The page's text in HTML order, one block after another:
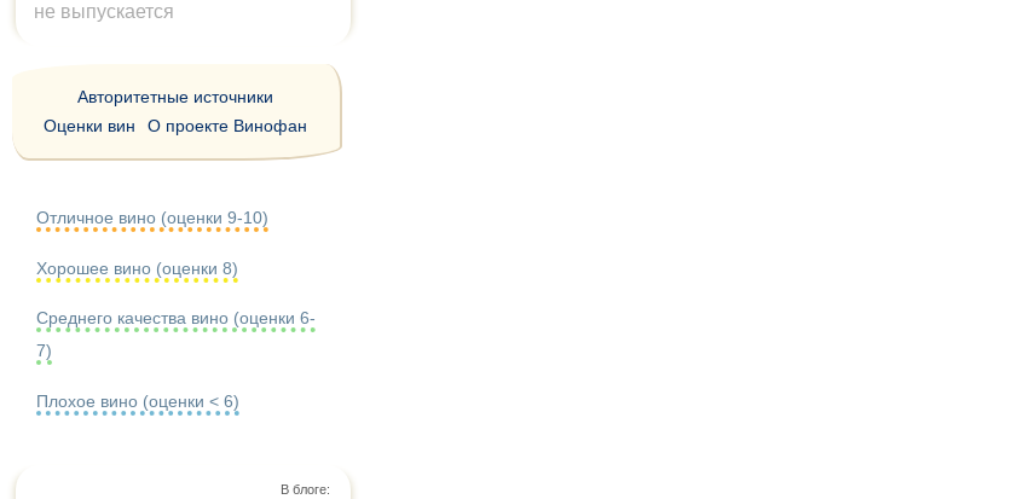
не выпускается
Авторитетные источники
Оценки вин
О проекте Винофан
Отличное вино (оценки 9-10)
Хорошее вино (оценки 8)
Среднего качества вино (оценки 6-
7)
Плохое вино (оценки < 6)
В блоге: